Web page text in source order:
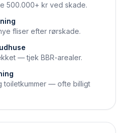
500.000+ kr ved skade.
fliser efter rørskade.
— tjek BBR-arealer.
toiletkummer — ofte billigt